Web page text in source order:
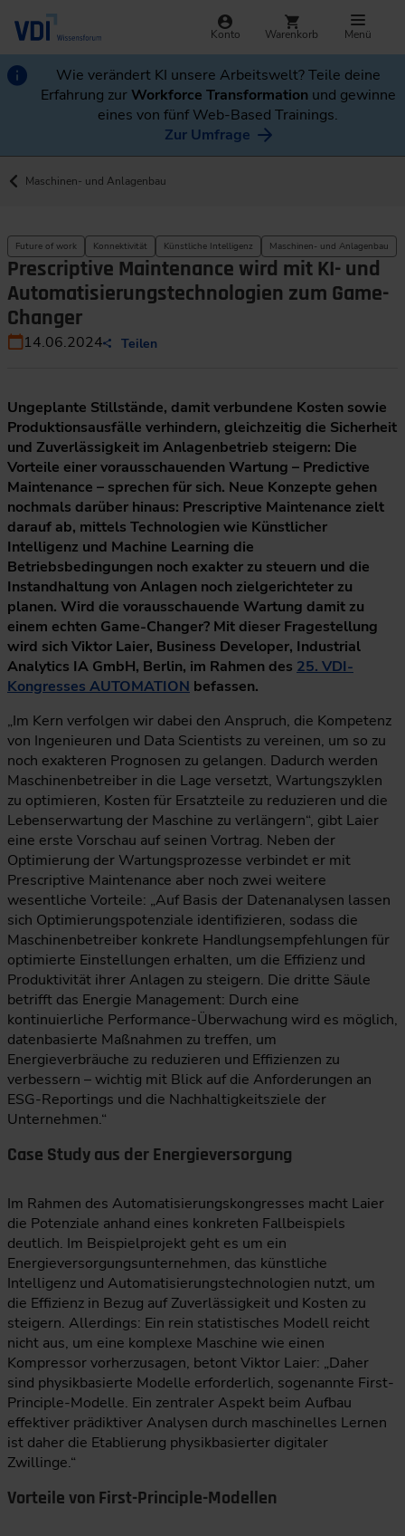
Konto Warenkorb Menü
Wie verändert KI unsere Arbeitswelt? Teile deine
Erfahrung zurWorkforce Transformation und gewinne
eines von fünf Web-Based Trainings.
Zur Umfrage
Maschinen- und Anlagenbau
Future of work Konnektivität Künstliche Intelligenz Maschinen- und Anlagenbau
Prescriptive Maintenance wird mit KI- und
Automatisierungstechnologien zum Game-
Changer
14.06.2024 Teilen
Ungeplante Stillstände, damit verbundene Kosten sowie
Produktionsausfälle verhindern, gleichzeitig die Sicherheit
und Zuverlässigkeit im Anlagenbetrieb steigern: Die
Vorteile einer vorausschauenden Wartung – Predictive
Maintenance – sprechen für sich. Neue Konzepte gehen
nochmals darüber hinaus: Prescriptive Maintenance zielt
darauf ab, mittels Technologien wie Künstlicher
Intelligenz und Machine Learning die
Betriebsbedingungen noch exakter zu steuern und die
Instandhaltung von Anlagen noch zielgerichteter zu
planen. Wird die vorausschauende Wartung damit zu
einem echten Game-Changer? Mit dieser Fragestellung
wird sich Viktor Laier, Business Developer, Industrial
Analytics IA GmbH, Berlin, im Rahmen des 25. VDI-
Kongresses AUTOMATION befassen.
„Im Kern verfolgen wir dabei den Anspruch, die Kompetenz
von Ingenieuren und Data Scientists zu vereinen, um so zu
noch exakteren Prognosen zu gelangen. Dadurch werden
Maschinenbetreiber in die Lage versetzt, Wartungszyklen
zu optimieren, Kosten für Ersatzteile zu reduzieren und die
Lebenserwartung der Maschine zu verlängern“, gibt Laier
eine erste Vorschau auf seinen Vortrag. Neben der
Optimierung der Wartungsprozesse verbindet er mit
Prescriptive Maintenance aber noch zwei weitere
wesentliche Vorteile: „Auf Basis der Datenanalysen lassen
sich Optimierungspotenziale identifizieren, sodass die
Maschinenbetreiber konkrete Handlungsempfehlungen für
optimierte Einstellungen erhalten, um die Effizienz und
Produktivität ihrer Anlagen zu steigern. Die dritte Säule
betrifft das Energie Management: Durch eine
kontinuierliche Performance-Überwachung wird es möglich,
datenbasierte Maßnahmen zu treffen, um
Energieverbräuche zu reduzieren und Effizienzen zu
verbessern – wichtig mit Blick auf die Anforderungen an
ESG-Reportings und die Nachhaltigkeitsziele der
Unternehmen.“
Case Study aus der Energieversorgung
Im Rahmen des Automatisierungskongresses macht Laier
die Potenziale anhand eines konkreten Fallbeispiels
deutlich. Im Beispielprojekt geht es um ein
Energieversorgungsunternehmen, das künstliche
Intelligenz und Automatisierungstechnologien nutzt, um
die Effizienz in Bezug auf Zuverlässigkeit und Kosten zu
steigern. Allerdings: Ein rein statistisches Modell reicht
nicht aus, um eine komplexe Maschine wie einen
Kompressor vorherzusagen, betont Viktor Laier: „Daher
sind physikbasierte Modelle erforderlich, sogenannte First-
Principle-Modelle. Ein zentraler Aspekt beim Aufbau
effektiver prädiktiver Analysen durch maschinelles Lernen
ist daher die Etablierung physikbasierter digitaler
Zwillinge.“
Vorteile von First-Principle-Modellen